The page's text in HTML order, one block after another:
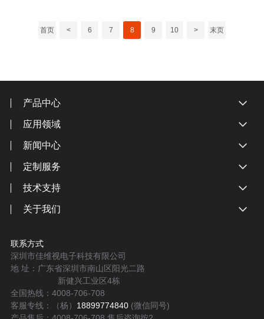
首页 < 6 7 8 9 10 > 末页
产品中心
应用领域
新闻中心
定制服务
技术支持
关于我们
联系方式
深圳市佳维视电子科技有限公司
地 址：广东省深圳市南山区阳光二路
新健兴工业区4栋
全国热线：4008-706-708
客服专线：（杨） 18899774840(微信同号)